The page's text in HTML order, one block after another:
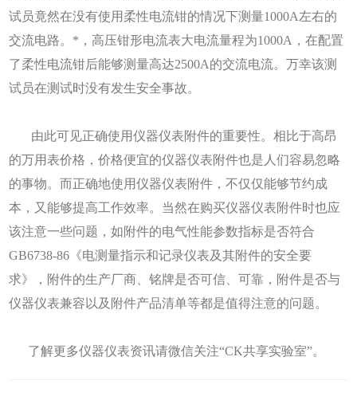
试员竟然在没有使用柔性电流钳的情况下测量1000A左右的
交流电路。*，高压钳形电流表大电流量程为1000A，在配置
了柔性电流钳后能够测量高达2500A的交流电流。万幸该测
试员在测试时没有发生安全事故。
由此可见正确使用仪器仪表附件的重要性。相比于高昂
的万用表价格，价格便宜的仪器仪表附件也是人们容易忽略
的事物。而正确地使用仪器仪表附件，不仅仅能够节约成
本，又能够提高工作效率。当然在购买仪器仪表附件时也应
该注意一些问题，如附件的电气性能参数指标是否符合
GB6738-86《电测量指示和记录仪表及其附件的安全要
求》，附件的生产厂商、铭牌是否可信、可靠，附件是否与
仪器仪表兼容以及附件产品清单等都是值得注意的问题。
了解更多仪器仪表资讯请微信关注“CK共享实验室”。